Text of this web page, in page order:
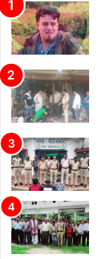
में
कई
चुनौतियाँ
हैं।
चीन
के
बढ़ते
में
टेस्ला
की
बिक्री
लगातार
मजबूत
बनी
हुई